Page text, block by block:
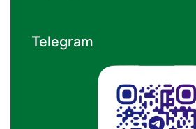
Telegram